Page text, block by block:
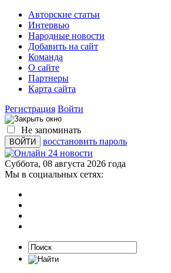
Авторские статьи
Интервью
Народные новости
Добавить на сайт
Команда
О сайте
Партнеры
Карта сайта
Регистрация Войти
Не запоминать
восстановить пароль
Суббота, 08 августа 2026 года
Мы в социальных сетях: